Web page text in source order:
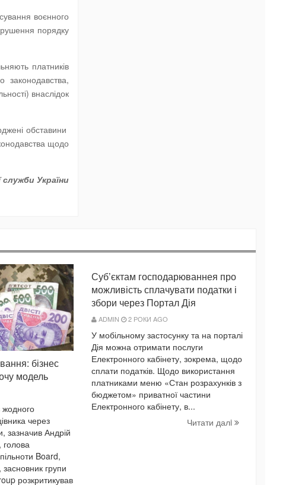
воєнного
порядку
платників
законодавства,
внаслідок
обставини
щодо
України
бізнес
модель
жодного
через
зазначив Андрій
голова
Board,
групи
розкритикував
Суб’єктам господарюваннея про
можливість сплачувати податки і
збори через Портал Дія
ADMIN 2 РОКИ AGO
У мобільному застосунку та на порталі
Дія можна отримати послуги
Електронного кабінету, зокрема, щодо
сплати податків. Щодо використання
платниками меню «Стан розрахунків з
бюджетом» приватної частини
Електронного кабінету, в...
Читати далi